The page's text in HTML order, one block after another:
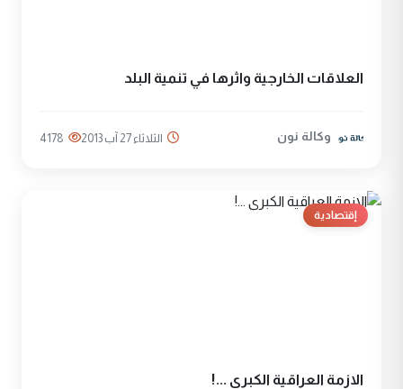
العلاقات الخارجية واثرها في تنمية البلد
وكالة نون الثلاثاء 27 آب 2013 4178
إقتصادية
الازمة العراقية الكبرى ...!